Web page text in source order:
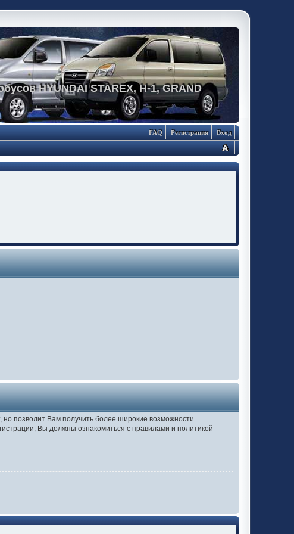
HYUNDAI STAREX, H-1, GRAND
Вход
Регистрация
FAQ
позволит Вам получить более широкие возможности.
Вы должны ознакомиться с правилами и политикой